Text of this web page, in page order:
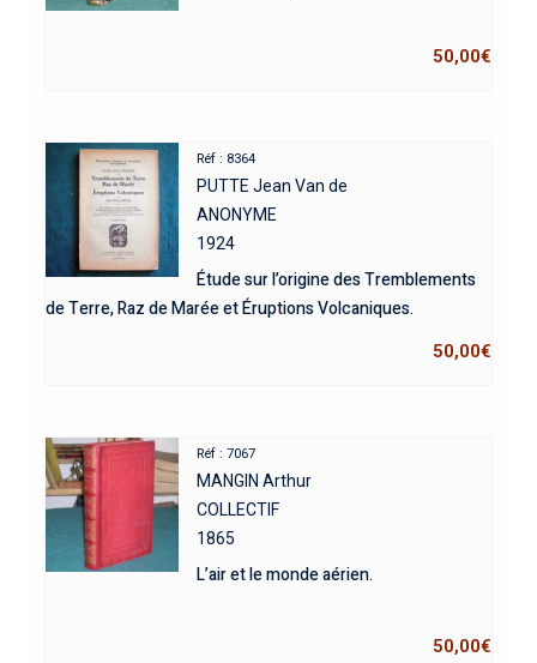
50,00€
Réf : 8364
PUTTE Jean Van de
ANONYME
1924
Étude sur l’origine des Tremblements
de Terre, Raz de Marée et Éruptions Volcaniques.
50,00€
Réf : 7067
MANGIN Arthur
COLLECTIF
1865
L’air et le monde aérien.
50,00€